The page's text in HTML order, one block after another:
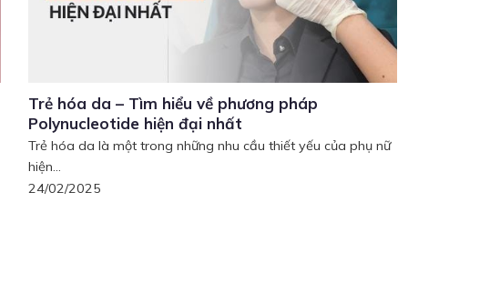
Trẻ hóa da – Tìm hiểu về phương pháp
Polynucleotide hiện đại nhất
Trẻ hóa da là một trong những nhu cầu thiết yếu của phụ nữ
hiện...
24/02/2025